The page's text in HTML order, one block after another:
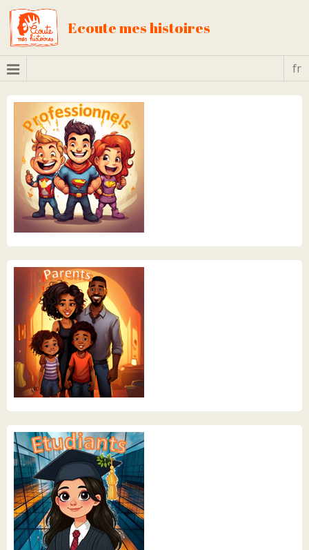
Ecoute mes histoires
fr